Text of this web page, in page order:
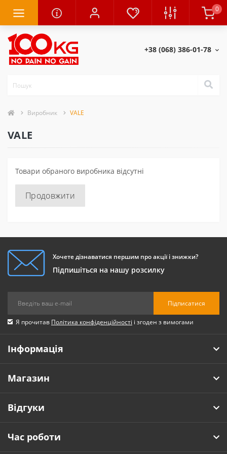
0
+38 (068) 386-01-78
Виробник VALE
VALE
Товари обраного виробника відсутні
Продовжити
Хочете дізнаватися першим про акції і знижки?
Підпишіться на нашу розсилку
Підписатися
Я прочитав Політика конфіденційності і згоден з вимогами
Інформація
Магазин
Відгуки
Час роботи